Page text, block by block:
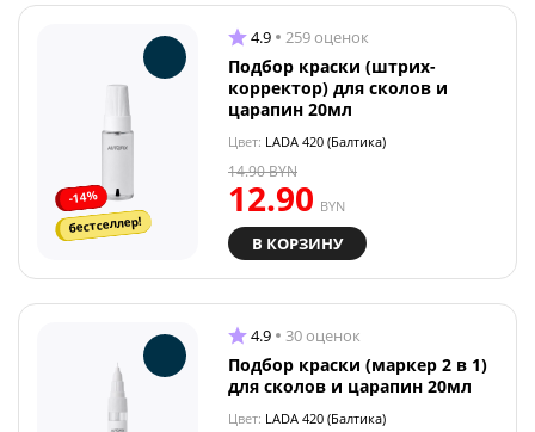
-14%
бестселлер!
4.9 259 оценок
Подбор краски (штрих-
корректор) для сколов и
царапин 20мл
Цвет: LADA 420 (Балтика)
12.90 BYN
14.90BYN
В КОРЗИНУ
4.9 30 оценок
Подбор краски (маркер 2 в 1)
для сколов и царапин 20мл
Цвет: LADA 420 (Балтика)